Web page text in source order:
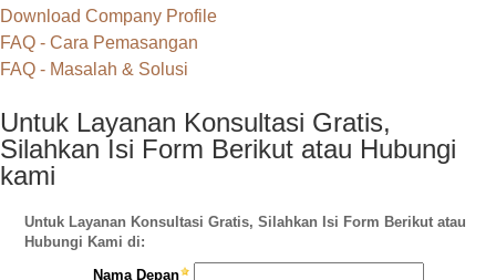
Download Company Profile
FAQ - Cara Pemasangan
FAQ - Masalah & Solusi
Untuk Layanan Konsultasi Gratis,
Silahkan Isi Form Berikut atau Hubungi
kami